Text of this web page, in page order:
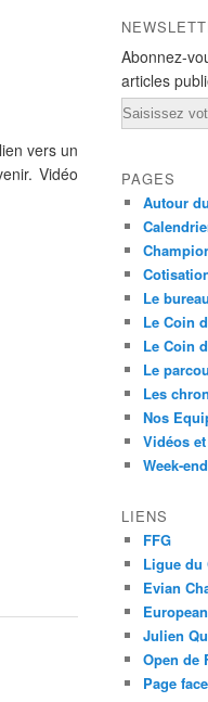
vers un
Vidéo
Abonnez-
articles
Email
PAGES
Autour
Le
Le Coin
Le Coin
Le
Les
Nos
Vidéos
Week-
LIENS
FFG
Ligue du
Evian
Julien
Open de
Page